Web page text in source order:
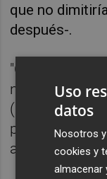
que no
después-.
"Contigo más
no estás sola",
(antes
pasó. La
amiga",
Uso
datos
Nosotros
cookies y
almacenar